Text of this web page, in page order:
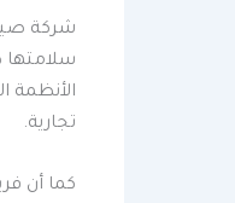
شركة
الأنظمة
تجارية.
كما أن